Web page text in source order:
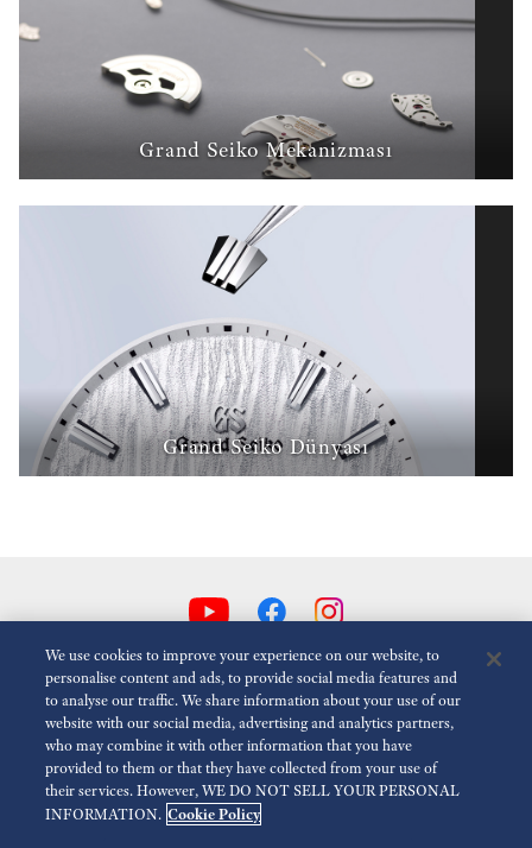
Grand Seiko Mekanizması
Grand Seiko Dünyası
Animasyonlari Azalt Devre dışı
Medya Kullanım Koşulları
Erişilebilirlik
We use cookies to improve your experience on our website, to
personalise content and ads, to provide social media features and
to analyse our traffic. We share information about your use of our
website with our social media, advertising and analytics partners,
who may combine it with other information that you have
provided to them or that they have collected from your use of
their services. However, WE DO NOT SELL YOUR PERSONAL
INFORMATION. Cookie Policy